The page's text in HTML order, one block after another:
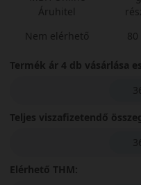
Áruhitel
Nem elérhető
80
Termék ár 4 db vásárlása
Teljes viszafizetendő
Elérhető THM: